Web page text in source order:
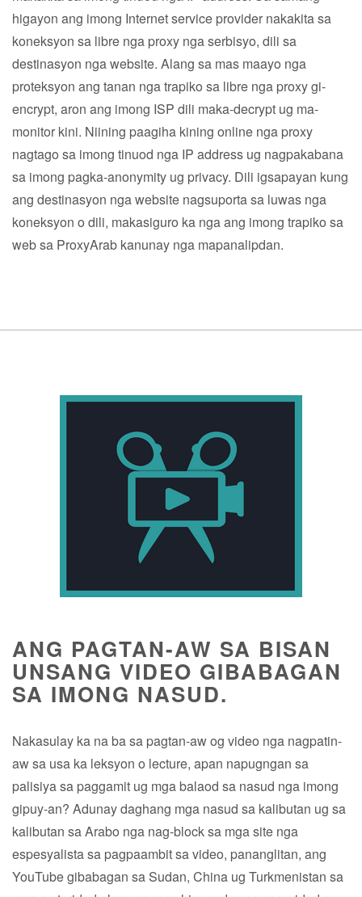
higayon ang imong Internet service provider nakakita sa
koneksyon sa libre nga proxy nga serbisyo, dili sa
destinasyon nga website. Alang sa mas maayo nga
proteksyon ang tanan nga trapiko sa libre nga proxy gi-
encrypt, aron ang imong ISP dili maka-decrypt ug ma-
monitor kini. Niining paagiha kining online nga proxy
nagtago sa imong tinuod nga IP address ug nagpakabana
sa imong pagka-anonymity ug privacy. Dili igsapayan kung
ang destinasyon nga website nagsuporta sa luwas nga
koneksyon o dili, makasiguro ka nga ang imong trapiko sa
web sa ProxyArab kanunay nga mapanalipdan.
ANG PAGTAN-AW SA BISAN
UNSANG VIDEO GIBABAGAN
SA IMONG NASUD.
Nakasulay ka na ba sa pagtan-aw og video nga nagpatin-
aw sa usa ka leksyon o lecture, apan napugngan sa
palisiya sa paggamit ug mga balaod sa nasud nga imong
gipuy-an? Adunay daghang mga nasud sa kalibutan ug sa
kalibutan sa Arabo nga nag-block sa mga site nga
espesyalista sa pagpaambit sa video, pananglitan, ang
YouTube gibabagan sa Sudan, China ug Turkmenistan sa